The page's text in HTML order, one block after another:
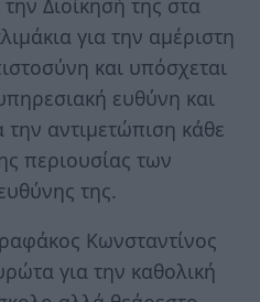
για την αμέριστη
και υπόσχεται
ευθύνη και
την αντιμετώπιση κάθε
περιουσίας των
της.
Κωνσταντίνος
για την καθολική